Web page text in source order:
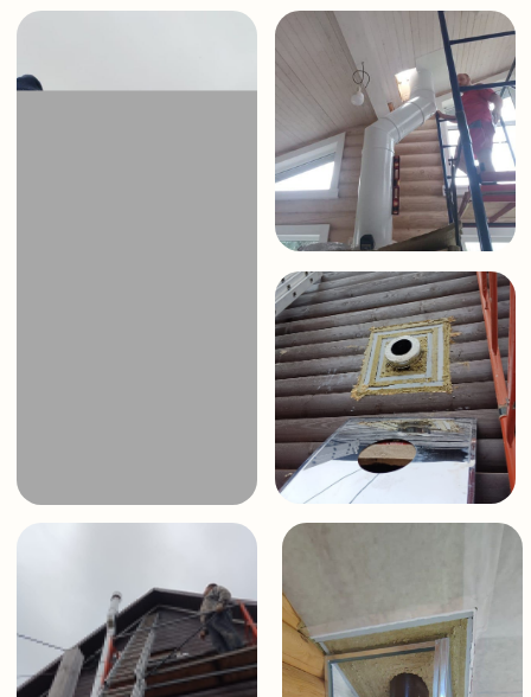
Как мы работаем?
ВЫЕЗД НА ОБЪЕКТ
Мы понимаем, как существенна функция
отопительного оборудования в создании уюта
и комфорта в вашем доме. Независимо от того,
система отопления, мы обеспечиваем высокое
качество и профессионализм на всех этапах
В перечень наших услуг входит проведение
диагностики и монтажа дымоотводов, топок
и облицовок, а также других важных элементов
системы отопления. Профессиональный
монтажник всегда готов прийти на помощь
и предложить наиболее подходящие варианты
для вашего объекта.